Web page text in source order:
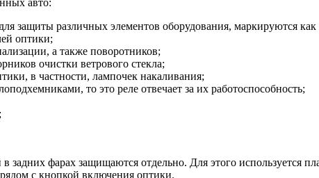
авто:
защиты различных элементов оборудования, маркируются
оптики;
а также поворотников;
очистки ветрового стекла;
в частности, лампочек накаливания;
то это реле отвечает за их работоспособность;
фарах защищаются отдельно. Для этого используется
с кнопкой включения оптики.